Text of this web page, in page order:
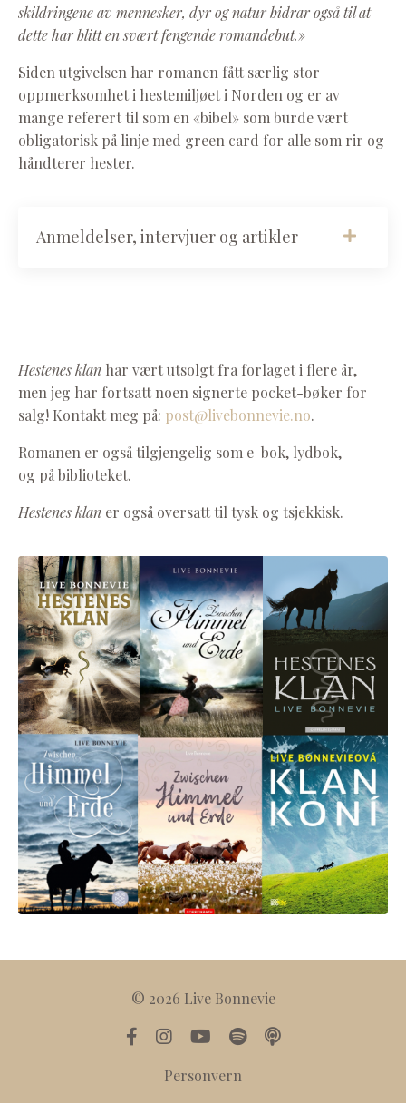
skildringene av mennesker, dyr og natur bidrar også til at
dette har blitt en svært fengende romandebut.»
Siden utgivelsen har romanen fått særlig stor
oppmerksomhet i hestemiljøet i Norden og er av
mange referert til som en «bibel» som burde vært
obligatorisk på linje med green card for alle som rir og
håndterer hester.
Anmeldelser, intervjuer og artikler
Hestenes klan har vært utsolgt fra forlaget i flere år,
men jeg har fortsatt noen signerte pocket-bøker for
salg! Kontakt meg på: post@livebonnevie.no.
Romanen er også tilgjengelig som e-bok, lydbok,
og på biblioteket.
Hestenes klan er også oversatt til tysk og tsjekkisk.
© 2026 Live Bonnevie
Personvern